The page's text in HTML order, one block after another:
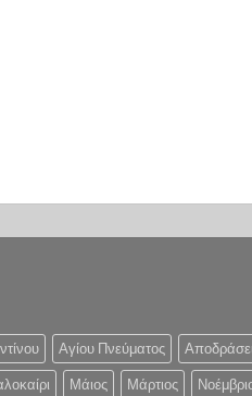
Αγίου Πνεύματος
Μάιος Μάρτιος